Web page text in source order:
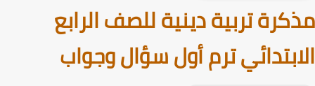
تربية دينية للصف الرابع
ترم أول سؤال وجواب